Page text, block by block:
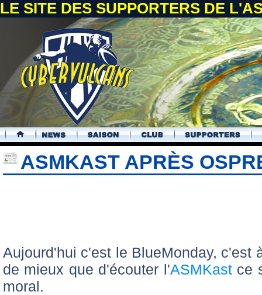
LE SITE DES SUPPORTERS DE
.
ASMKAST APRÈS
Aujourd'hui c'est le BlueMonday, c'est
de mieux que d'écouter l'ASMKastce
moral.